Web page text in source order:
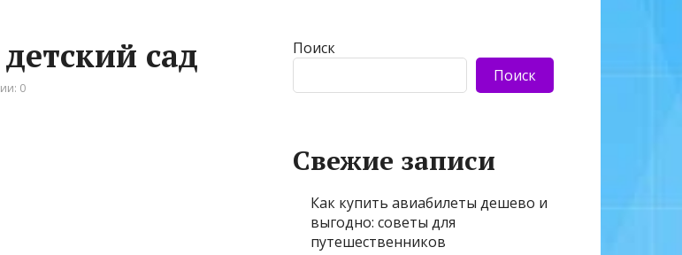
сад
0
Поиск
Поиск
Свежие записи
Как купить авиабилеты дешево и
выгодно: советы для
путешественников